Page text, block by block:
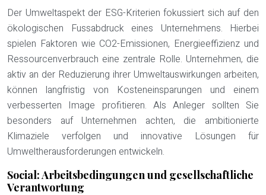
Der Umweltaspekt der ESG-Kriterien fokussiert sich auf den
ökologischen Fussabdruck eines Unternehmens. Hierbei
spielen Faktoren wie CO2-Emissionen, Energieeffizienz und
Ressourcenverbrauch eine zentrale Rolle. Unternehmen, die
aktiv an der Reduzierung ihrer Umweltauswirkungen arbeiten,
können langfristig von Kosteneinsparungen und einem
verbesserten Image profitieren. Als Anleger sollten Sie
besonders auf Unternehmen achten, die ambitionierte
Klimaziele verfolgen und innovative Lösungen für
Umweltherausforderungen entwickeln.
Social: Arbeitsbedingungen und gesellschaftliche
Verantwortung